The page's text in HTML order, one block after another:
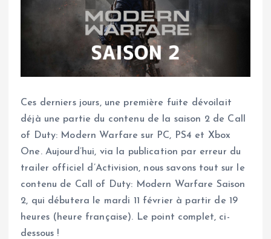
Ces derniers jours, une première fuite dévoilait
déjà une partie du contenu de la saison 2 de Call
of Duty: Modern Warfare sur PC, PS4 et Xbox
One. Aujourd’hui, via la publication par erreur du
trailer officiel d’Activision, nous savons tout sur le
contenu de Call of Duty: Modern Warfare Saison
2, qui débutera le mardi 11 février à partir de 19
heures (heure française). Le point complet, ci-
dessous !